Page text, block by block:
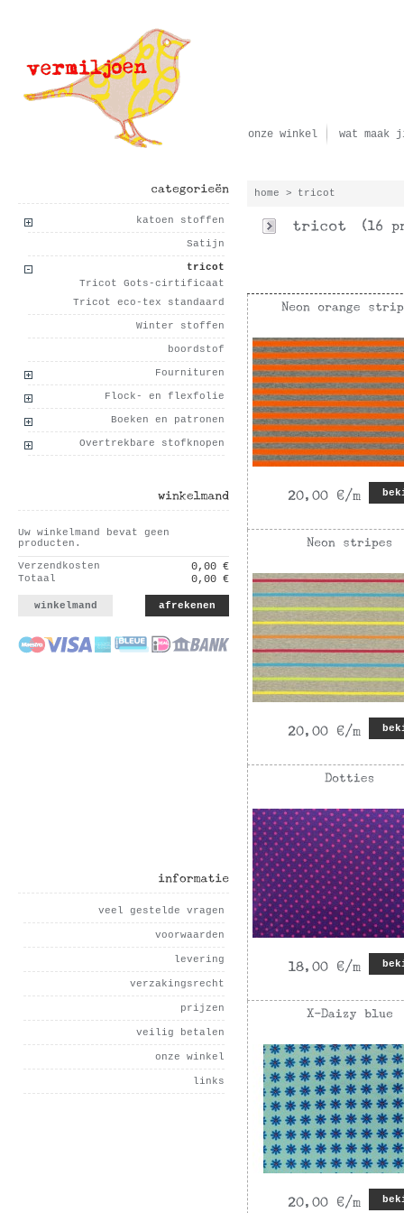
onze winkel wat maak
katoen stoffen
Satijn
tricot
Tricot Gots-cirtificaat
Tricot eco-tex standaard
Winter stoffen
boordstof
Fournituren
Flock- en flexfolie
Boeken en patronen
Overtrekbare stofknopen
Uw winkelmand bevat geen
producten.
Verzendkosten 0,00 €
Totaal 0,00 €
winkelmand afrekenen
veel gestelde vragen
voorwaarden
levering
verzakingsrecht
prijzen
veilig betalen
onze winkel
links
home > tricot